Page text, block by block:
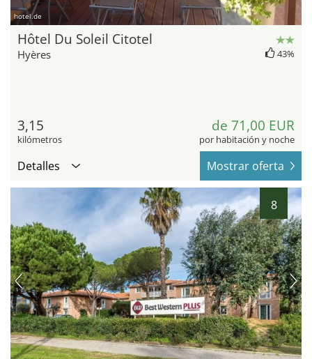
hotel.de
Hôtel Du Soleil Citotel
Hyères 43%
3,15
kilómetros
de 71,00 EUR
por habitación y noche
Detalles Mostrar oferta
8